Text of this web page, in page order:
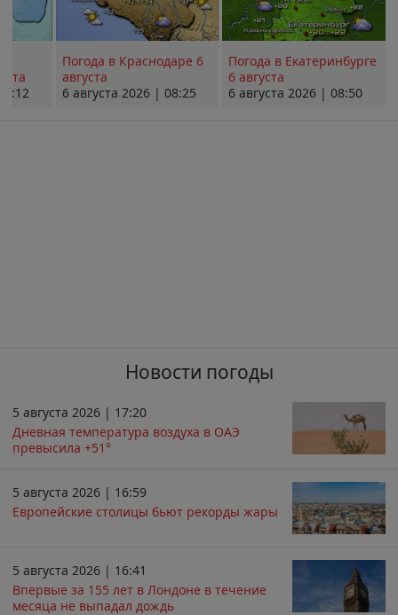
Погода в Краснодаре 6
августа
6 августа 2026 | 08:25
Погода в Екатеринбурге
6 августа
6 августа 2026 | 08:50
Новости погоды
5 августа 2026 | 17:20
Дневная температура воздуха в ОАЭ
превысила +51°
5 августа 2026 | 16:59
Европейские столицы бьют рекорды жары
5 августа 2026 | 16:41
Впервые за 155 лет в Лондоне в течение
месяца не выпадал дождь